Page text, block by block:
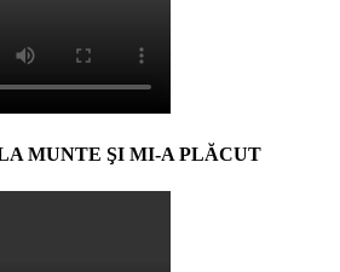
MUNTE ŞI MI-A PLĂCUT